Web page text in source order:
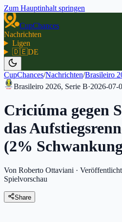
Zum Hauptinhalt springen
CupChances
Nachrichten
Ligen
🇩🇪DE
CupChances/Nachrichten/Brasileiro
Brasileiro 2026, Serie B·2026-07-
Criciúma gegen
das
(2%
Von Roberto Ottaviani ·
Spielvorschau
Share